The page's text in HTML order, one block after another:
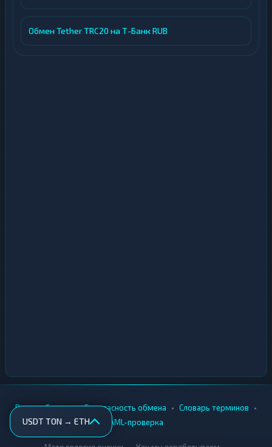
Обмен Tether TRC20 на Т-Банк RUB
USDT TON → ETH
Вики • Города • Безопасность обмена • Словарь терминов •
AML-проверка